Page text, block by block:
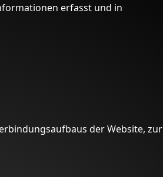
erfasst und in
der Website, zur